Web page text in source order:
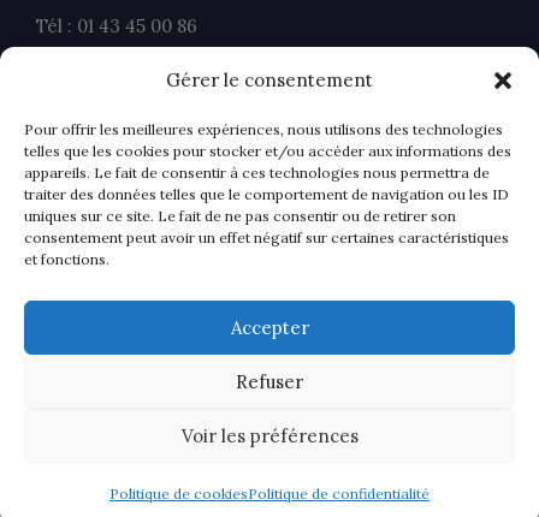
Gérer le consentement
Pour offrir les meilleures expériences, nous utilisons des technologies
telles que les cookies pour stocker et/ou accéder aux informations des
appareils. Le fait de consentir à ces technologies nous permettra de
traiter des données telles que le comportement de navigation ou les ID
uniques sur ce site. Le fait de ne pas consentir ou de retirer son
consentement peut avoir un effet négatif sur certaines caractéristiques
et fonctions.
Accepter
Refuser
Voir les préférences
Politique de cookiesPolitique de confidentialité
Tél : 01 43 45 00 86
contact@ahavocats.fr